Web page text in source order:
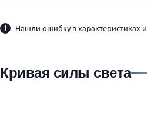
i Нашли ошибку в характеристиках
Кривая силы света